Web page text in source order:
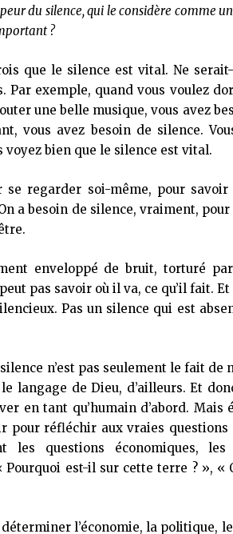
du silence, qui le considère comme
?
que le silence est vital. Ne
Par exemple, quand vous voulez
une belle musique, vous avez
vous avez besoin de silence.
voyez bien que le silence est vital.
se regarder soi-même, pour
a besoin de silence, vraiment,
enveloppé de bruit, torturé
pas savoir où il va, ce qu’il fait.
Pas un silence qui est
n’est pas seulement le fait de
le langage de Dieu, d’ailleurs. Et
en tant qu’humain d’abord.
pour réfléchir aux vraies
les questions économiques,
Pourquoi est-il sur cette terre ? »,
l’économie, la politique,